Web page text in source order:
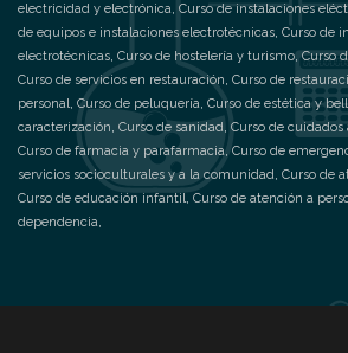
electricidad y electrónica, Curso de instalaciones
de equipos e instalaciones electrotécnicas, Curso de
electrotécnicas, Curso de hostelería y turismo,Curso
Curso de servicios en restauración, Curso de
personal, Curso de peluquería, Curso de estética y
caracterización, Curso de sanidad, Curso de
Curso de farmacia y parafarmacia,Curso de
servicios socioculturales y a la comunidad, Curso de
Curso de educación infantil, Curso de atención a
dependencia,